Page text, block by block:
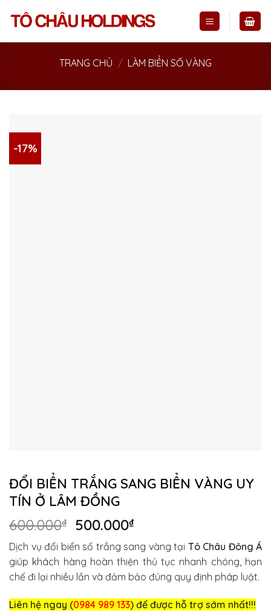
TRANG CHỦ / LÀM BIỂN SỐ VÀNG
-17%
ĐỔI BIỂN TRẮNG SANG BIỂN VÀNG UY
TÍN Ở LÂM ĐỒNG
600.000₫
Giá
gốc
là:
600.000₫.
500.000₫Giá
hiện
tại
là:
500.000₫.
Dịch vụ đổi biển số trắng sang vàng tại Tô Châu Đông Á
giúp khách hàng hoàn thiện thủ tục nhanh chóng, hạn
chế đi lại nhiều lần và đảm bảo đúng quy định pháp luật.
Liên hệ ngay (0984 989 133) để được hỗ trợ sớm nhất!!!